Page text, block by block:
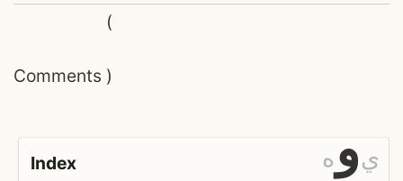
Comments
(
)
Index ه وي